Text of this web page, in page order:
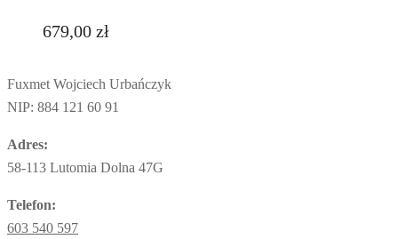
679,00 złTen
ma
wiele
można
Fuxmet Wojciech Urbańczyk
NIP: 884 121 60 91
Adres:
58-113 Lutomia Dolna 47G
Telefon:
603 540 597